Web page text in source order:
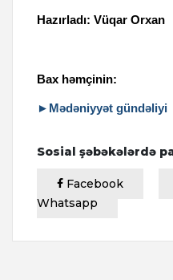
Hazırladı: Vüqar Orxan
Bax həmçinin:
►Mədəniyyət gündəliyi
Sosial şəbəkələrdə
Facebook
Whatsapp